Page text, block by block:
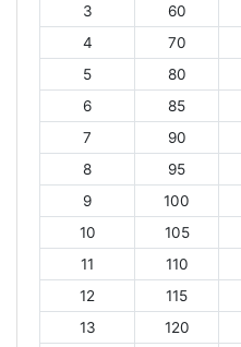
3
60
4
70
5
80
6
85
7
90
8
95
9
100
10
105
11
110
12
115
13
120